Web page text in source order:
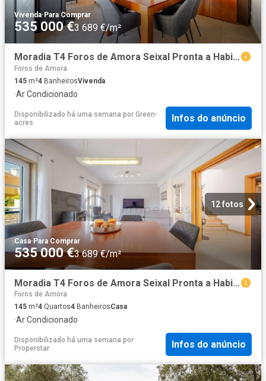
Vivenda· Para Comprar
535 000 €3 689 €/m²
Moradia T4 Foros de Amora Seixal Pronta a Habitar com Cave 145m² Amora
Foros de Amora
145 m²4 BanheirosVivenda
·Ar Condicionado
Disponibilizado há uma semana por Green-
acres
Infos do anúncio
12 fotos
Casa·Para Comprar
535 000 €3 689 €/m²
Moradia T4 Foros de Amora Seixal Pronta a Habitar com Cave
Foros de Amora
145 m²4 Quartos4 BanheirosCasa
·Ar Condicionado
Disponibilizado há uma semana por
Properstar
Infos do anúncio